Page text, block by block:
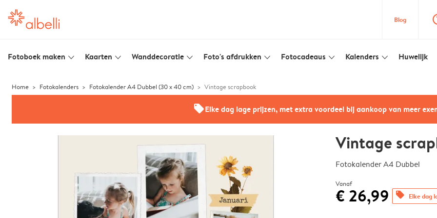
Blog
Fotoboek maken slim_arrow_down Kaarten slim_arrow_down Wanddecoratie slim_arrow_down Foto's afdrukken slim_arrow_down Fotocadeaus slim_arrow_down Kalenders slim_arrow_down Huwelijk
Home Fotokalenders Fotokalender A4 Dubbel (30 x 40 cm) Vintage scrapbook
offersElke dag lage prijzen, met extra voordeel bij aankoop van meer
Vintage
Fotokalender A4 Dubbel
Vanaf
€ 26,99 offers Elke dag